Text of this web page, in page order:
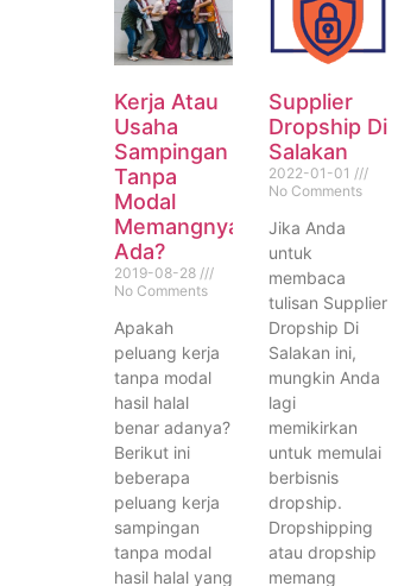
Kerja Atau
Usaha
Sampingan
Tanpa
Modal
Memangnya
Ada?
2019-08-28
No Comments
Apakah
peluang kerja
tanpa modal
hasil halal
benar adanya?
Berikut ini
beberapa
peluang kerja
sampingan
tanpa modal
hasil halal yang
Supplier
Dropship Di
Salakan
2022-01-01
No Comments
Jika Anda
untuk
membaca
tulisan Supplier
Dropship Di
Salakan ini,
mungkin Anda
lagi
memikirkan
untuk memulai
berbisnis
dropship.
Dropshipping
atau dropship
memang